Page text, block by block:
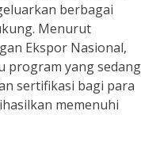
berbagai
Menurut
Ekspor Nasional,
program yang sedang
sertifikasi bagi para
memenuhi